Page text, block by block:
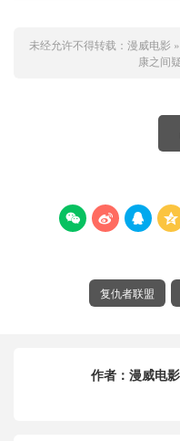
未经允许不得转载： 漫威电影 »
康之间
   
复仇者联盟
作者： 漫威电影